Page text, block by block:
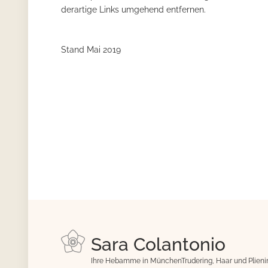
derartige Links umgehend entfernen.
Stand Mai 2019
Sara Colantonio
Ihre Hebamme in MünchenTrudering, Haar und